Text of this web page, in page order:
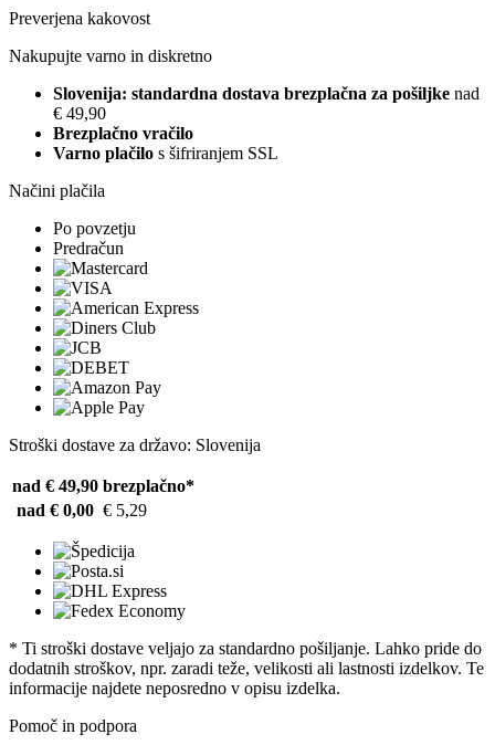
Preverjena kakovost
Nakupujte varno in diskretno
Slovenija: standardna dostava brezplačna za pošiljke nad
€ 49,90
Brezplačno vračilo
Varno plačilo s šifriranjem SSL
Načini plačila
Po povzetju
Predračun
Stroški dostave za državo: Slovenija
nad € 49,90 brezplačno*
nad € 0,00 € 5,29
* Ti stroški dostave veljajo za standardno pošiljanje. Lahko pride do
dodatnih stroškov, npr. zaradi teže, velikosti ali lastnosti izdelkov. Te
informacije najdete neposredno v opisu izdelka.
Pomoč in podpora